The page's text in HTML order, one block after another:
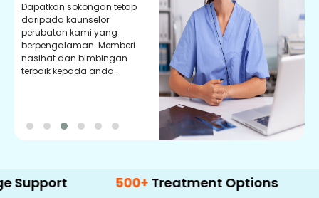
Dapatkan sokongan tetap
daripada kaunselor
perubatan kami yang
berpengalaman. Memberi
nasihat dan bimbingan
terbaik kepada anda.
500+ Treatment Options